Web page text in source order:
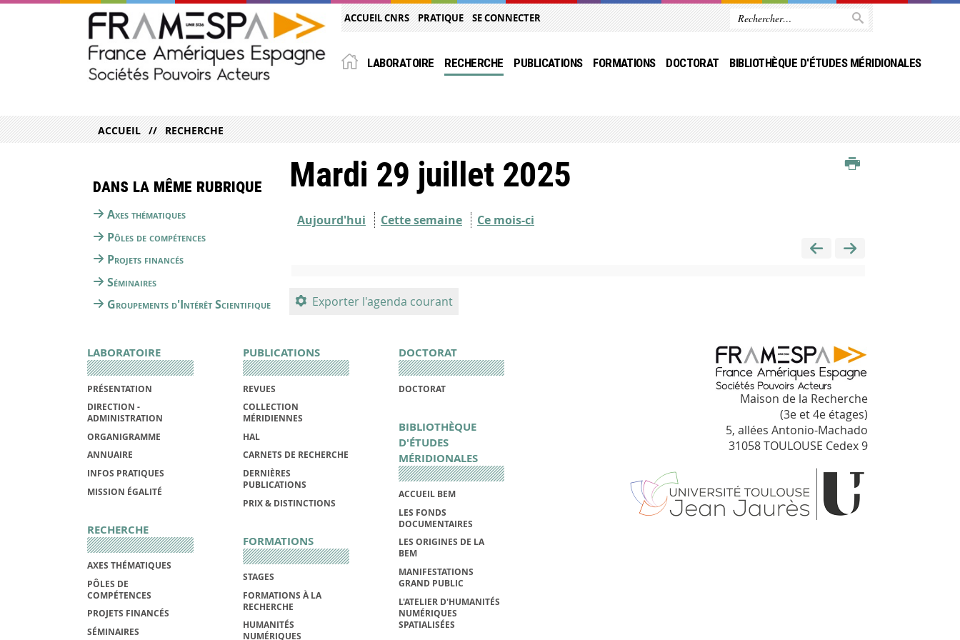
ACCUEIL CNRS PRATIQUE SE CONNECTER
LABORATOIRE RECHERCHE PUBLICATIONS FORMATIONS DOCTORAT BIBLIOTHÈQUE D'ÉTUDES MÉRIDIONALES
ACCUEIL RECHERCHE
Mardi 29 juillet 2025
Aujourd'hui Cette semaine Ce mois-ci
Exporter l'agenda courant
Dans la même rubrique
Axes thématiques
Pôles de compétences
Projets financés
Séminaires
Groupements d'Intérêt Scientifique
LABORATOIRE
PRÉSENTATION
DIRECTION -
ADMINISTRATION
ORGANIGRAMME
ANNUAIRE
INFOS PRATIQUES
MISSION ÉGALITÉ
RECHERCHE
AXES THÉMATIQUES
PÔLES DE
COMPÉTENCES
PROJETS FINANCÉS
SÉMINAIRES
PUBLICATIONS
REVUES
COLLECTION
MÉRIDIENNES
HAL
CARNETS DE RECHERCHE
DERNIÈRES
PUBLICATIONS
PRIX & DISTINCTIONS
FORMATIONS
STAGES
FORMATIONS À LA
RECHERCHE
HUMANITÉS
NUMÉRIQUES
DOCTORAT
DOCTORAT
BIBLIOTHÈQUE
D'ÉTUDES
MÉRIDIONALES
ACCUEIL BEM
LES FONDS
DOCUMENTAIRES
LES ORIGINES DE LA
BEM
MANIFESTATIONS
GRAND PUBLIC
L'ATELIER D'HUMANITÉS
NUMÉRIQUES
SPATIALISÉES
Maison de la Recherche
(3e et 4e étages)
5, allées Antonio-Machado
31058 TOULOUSE Cedex 9